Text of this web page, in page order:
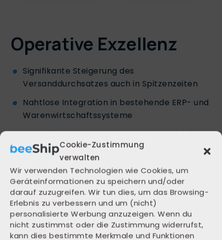
Cookie-Zustimmung
verwalten
Wir verwenden Technologien wie Cookies, um
Geräteinformationen zu speichern und/oder
darauf zuzugreifen. Wir tun dies, um das Browsing-
Erlebnis zu verbessern und um (nicht)
personalisierte Werbung anzuzeigen. Wenn du
nicht zustimmst oder die Zustimmung widerrufst,
kann dies bestimmte Merkmale und Funktionen
Operative Exzellenz
Signifikante Steigerung des
Versanddurchsatzes auch in Spitzenzeiten
Nahtlose Integration in bestehende ERP- und
Warenwirtschaftssysteme
Schnellere Implementierung im Vergleich zu
herkömmlichen Systemen
Vollständige Anpassbarkeit an Ihre
spezifischen Geschäftsprozesse
Zentralisierte Steuerung für Multi-Standort-
Operationen